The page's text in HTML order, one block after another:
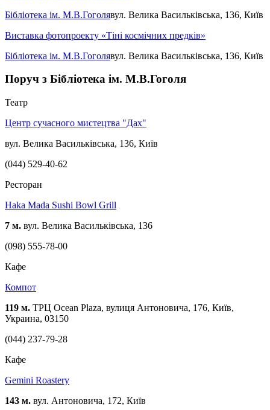
Бібліотека ім. М.В.Гоголявул. Велика Васильківська, 136, Київ
Виставка фотопроекту «Тіні космічних предків»
Бібліотека ім. М.В.Гоголявул. Велика Васильківська, 136, Київ
Поруч з Бібліотека ім. М.В.Гоголя
Театр
Центр сучасного мистецтва "Дах"
вул. Велика Васильківська, 136, Київ
(044) 529-40-62
Ресторан
Haka Mada Sushi Bowl Grill
7 м. вул. Велика Васильківська, 136
(098) 555-78-00
Кафе
Компот
119 м. ТРЦ Ocean Plaza, вулиця Антоновича, 176, Київ,
Украина, 03150
(044) 237-79-28
Кафе
Gemini Roastery
143 м. вул. Антоновича, 172, Київ